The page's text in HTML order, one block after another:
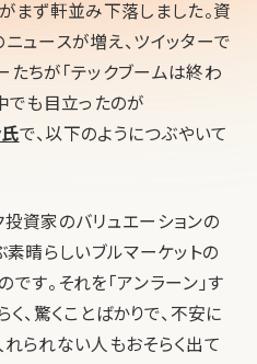
まず軒並み下落しました。資
ュースが増え、ツイッターで
ちが「テックブームは終わ
でも目立ったのが
で、以下のようにつぶやいて
資家のバリュエーションの
晴らしいブルマーケットの
す。それを「アンラーン」す
、驚くことばかりで、不安に
られない人もおそらく出て